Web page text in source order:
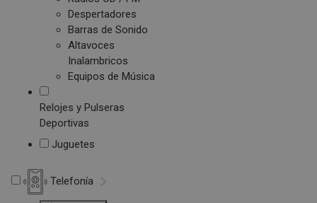
Despertadores
Barras de Sonido
Altavoces
Inalambricos
Equipos de Música
Relojes y Pulseras
Deportivas
Juguetes
Telefonía